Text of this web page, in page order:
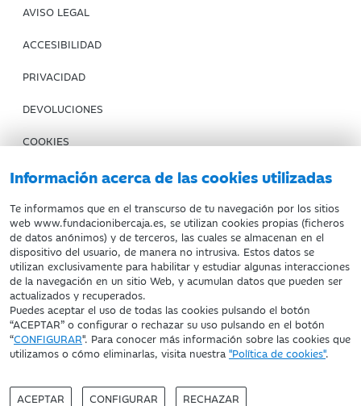
Información acerca de las cookies utilizadas
Te informamos que en el transcurso de tu navegación por los sitios
web www.fundacionibercaja.es, se utilizan cookies propias (ficheros
de datos anónimos) y de terceros, las cuales se almacenan en el
dispositivo del usuario, de manera no intrusiva. Estos datos se
utilizan exclusivamente para habilitar y estudiar algunas interacciones
de la navegación en un sitio Web, y acumulan datos que pueden ser
actualizados y recuperados.
Puedes aceptar el uso de todas las cookies pulsando el botón
“ACEPTAR” o configurar o rechazar su uso pulsando en el botón
“CONFIGURAR". Para conocer más información sobre las cookies que
utilizamos o cómo eliminarlas, visita nuestra "Política de cookies".
ACEPTAR CONFIGURAR RECHAZAR
AVISO LEGAL
ACCESIBILIDAD
PRIVACIDAD
DEVOLUCIONES
COOKIES
CONDICIONES DE COMPRA
IBERCAJA BANCO
Fundación Bancaria Ibercaja. C.I.F. G-50000652.
Inscrita en el Registro de Fundaciones del Mº de Educación,
Cultura y Deporte con el nº 1689.
Domicilio social: Joaquín Costa, 13. 50001 Zaragoza.